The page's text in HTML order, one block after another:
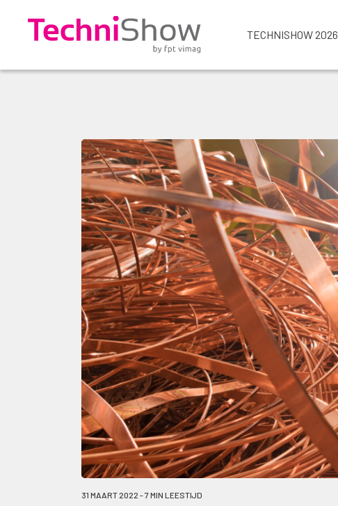
TECHNISHOW 2026
31 MAART 2022 - 7 MIN LEESTIJD